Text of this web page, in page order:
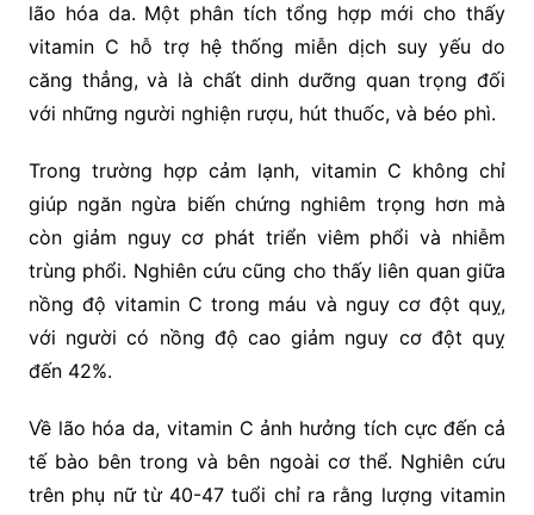
lão hóa da. Một phân tích tổng hợp mới cho thấy
vitamin C hỗ trợ hệ thống miễn dịch suy yếu do
căng thẳng, và là chất dinh dưỡng quan trọng đối
với những người nghiện rượu, hút thuốc, và béo phì.
Trong trường hợp cảm lạnh, vitamin C không chỉ
giúp ngăn ngừa biến chứng nghiêm trọng hơn mà
còn giảm nguy cơ phát triển viêm phổi và nhiễm
trùng phổi. Nghiên cứu cũng cho thấy liên quan giữa
nồng độ vitamin C trong máu và nguy cơ đột quỵ,
với người có nồng độ cao giảm nguy cơ đột quỵ
đến 42%.
Về lão hóa da, vitamin C ảnh hưởng tích cực đến cả
tế bào bên trong và bên ngoài cơ thể. Nghiên cứu
trên phụ nữ từ 40-47 tuổi chỉ ra rằng lượng vitamin